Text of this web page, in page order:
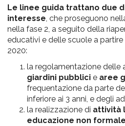
Le linee guida trattano due
interesse, che proseguono
nella fase 2, a seguito della
educativi e delle scuole a
2020:
la regolamentazione delle
giardini pubblici e aree
frequentazione da parte
inferiore ai 3 anni, e degli
la realizzazione di attività
educazione non formale